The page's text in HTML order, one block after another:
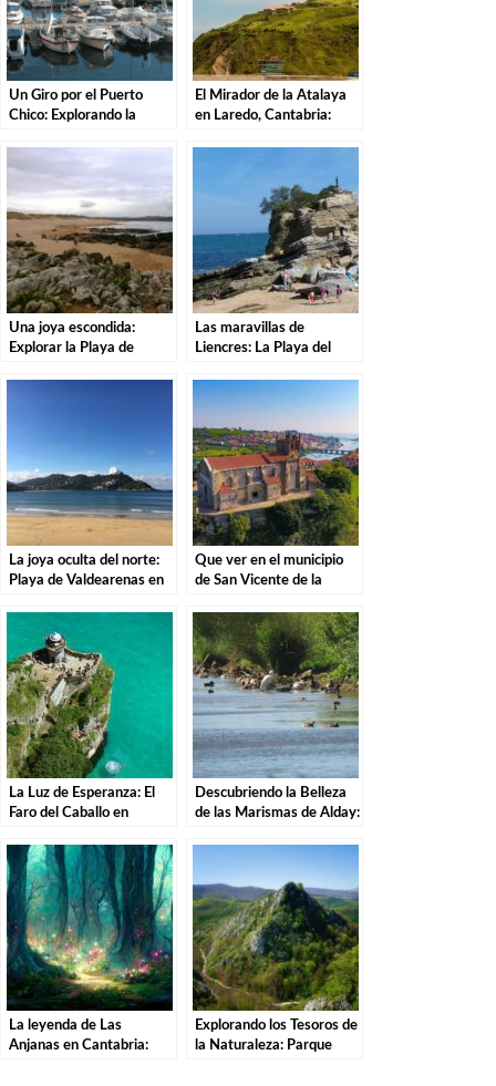
Un Giro por el Puerto
Chico: Explorando la
El Mirador de la Atalaya
en Laredo, Cantabria:
Una joya escondida:
Explorar la Playa de
Las maravillas de
Liencres: La Playa del
La joya oculta del norte:
Playa de Valdearenas en
Que ver en el municipio
de San Vicente de la
La Luz de Esperanza: El
Faro del Caballo en
Descubriendo la Belleza
de las Marismas de Alday:
La leyenda de Las
Anjanas en Cantabria:
Explorando los Tesoros de
la Naturaleza: Parque